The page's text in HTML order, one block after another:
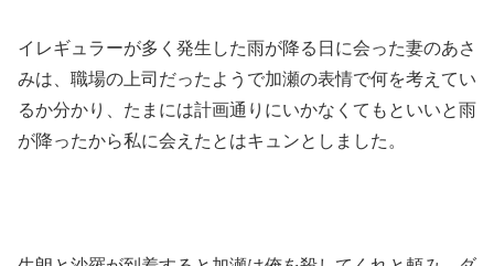
イレギュラーが多く発生した雨が降る日に会った妻のあさ
みは、職場の上司だったようで加瀬の表情で何を考えてい
るか分かり、たまには計画通りにいかなくてもといいと雨
が降ったから私に会えたとはキュンとしました。